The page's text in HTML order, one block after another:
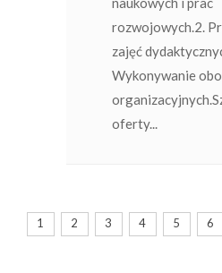
rozwojowych.2.
zajęć
Wykonywanie
oferty...
1 2 3 4 5 6